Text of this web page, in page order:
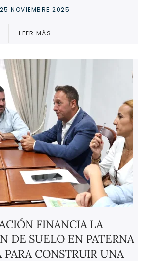
25 NOVIEMBRE 2025
LEER MÁS
FINANCIA LA
DE SUELO EN PATERNA
PARA CONSTRUIR UNA